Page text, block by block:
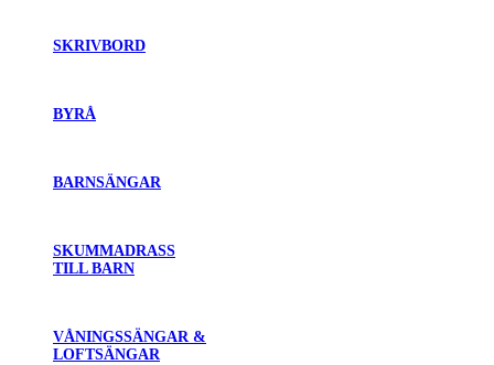
SKRIVBORD
BYRÅ
BARNSÄNGAR
SKUMMADRASS
TILL BARN
VÅNINGSSÄNGAR &
LOFTSÄNGAR